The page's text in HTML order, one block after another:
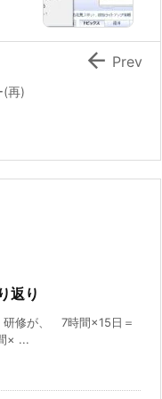
(再)
 Prev
返り
研修が、 7時間×15日＝
× ...